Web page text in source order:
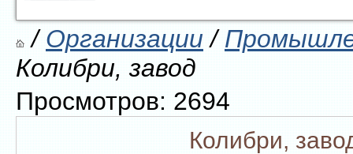
/Организации/
Колибри, завод
Просмотров: 2694
Колибри,